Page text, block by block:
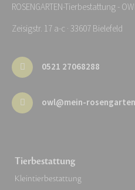
ROSENGARTEN-Tierbestattung -
Zeisigstr. 17 a-c · 33607 Bielefeld
0521 27068288
owl@mein-
Tierbestattung
Kleintierbestattung